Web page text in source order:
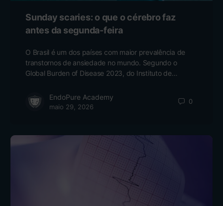
Sunday scaries: o que o cérebro faz
antes da segunda-feira
O Brasil é um dos países com maior prevalência de
transtornos de ansiedade no mundo. Segundo o
Global Burden of Disease 2023, do Instituto de…
EndoPure Academy
maio 29, 2026
0